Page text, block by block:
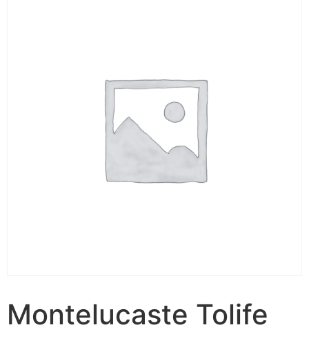
Montelucaste Tolife